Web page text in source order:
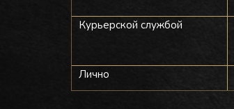
Курьерской службой
Лично